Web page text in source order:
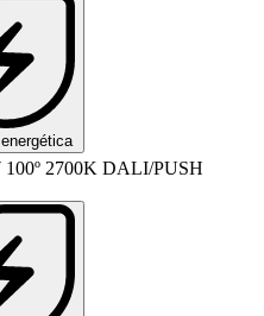
2700K DALI/PUSH